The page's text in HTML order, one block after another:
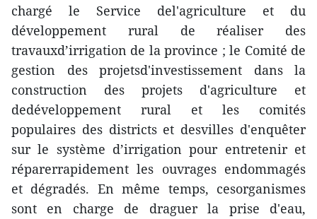
chargé le Service del'agriculture et du
développement rural de réaliser des
travauxd’irrigation de la province ; le Comité de
gestion des projetsd'investissement dans la
construction des projets d'agriculture et
dedéveloppement rural et les comités
populaires des districts et desvilles d'enquêter
sur le système d’irrigation pour entretenir et
réparerrapidement les ouvrages endommagés
et dégradés. En même temps, cesorganismes
sont en charge de draguer la prise d'eau,